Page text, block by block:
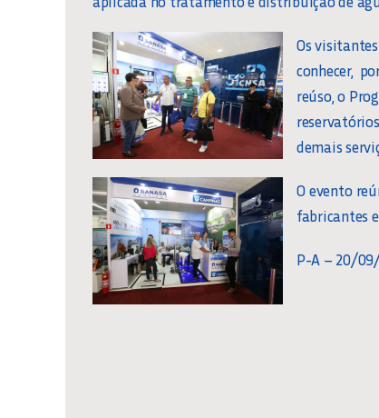
Os
conhecer,
reúso, o
demais
O evento
fabricantes
P-A – 20/